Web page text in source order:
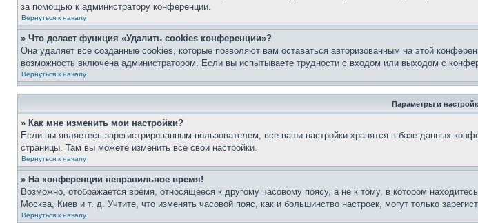
за помощью к администратору конференции.
Вернуться к началу
» Что делает функция «Удалить cookies конференции»?
Она удаляет все созданные cookies, которые позволяют вам оставаться авторизованным на этой
возможность включена администратором. Если вы испытываете трудности с входом или выходом с
Вернуться к началу
Параметры и
» Как мне изменить мои настройки?
Если вы являетесь зарегистрированным пользователем, все ваши настройки хранятся в базе данных
страницы. Там вы можете изменить все свои настройки.
Вернуться к началу
» На конференции неправильное время!
Возможно, отображается время, относящееся к другому часовому поясу, а не к тому, в котором
Москва, Киев и т. д. Учтите, что изменять часовой пояс, как и большинство настроек, могут только
Вернуться к началу